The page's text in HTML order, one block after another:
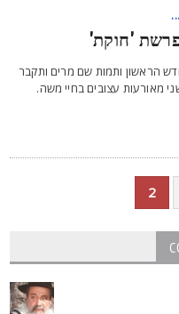
'חוקת'
הראשון ותמות שם מרים ותקבר
עצובים בחיי משה.